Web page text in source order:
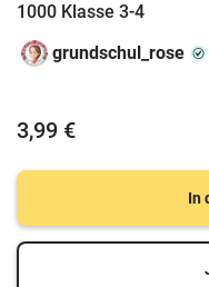
1000 Klasse 3-4
grundschul_rose
3,99 €
In